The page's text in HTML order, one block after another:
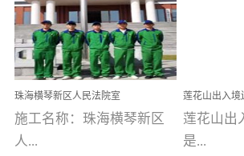
将会成
优吸环
全国600
【东莞美豪雅致酒店】室
内空气治理项目东莞美豪
雅致酒店 东莞美豪雅
致酒店是为中高端人士...
珠海横琴新区人民法院室
内除甲醛空气治理项目
施工名称：珠海横琴新区
人...
莲花山出入境
室内除甲醛
莲花山出
是...